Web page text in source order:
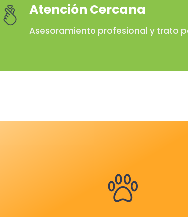
Atención Cercana
Asesoramiento profesional y trato